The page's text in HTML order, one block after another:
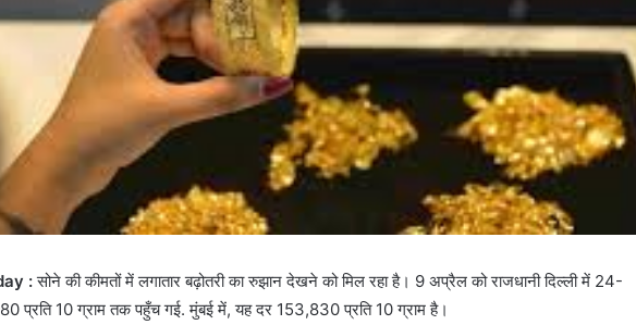
:सोने की कीमतों में लगातार बढ़ोतरी का रुझान देखने को मिल रहा है। 9 अप्रैल को राजधानी दिल्ली में 24-
प्रति 10 ग्राम तक पहुँच गई. मुंबई में, यह दर 153,830 प्रति 10 ग्राम है।